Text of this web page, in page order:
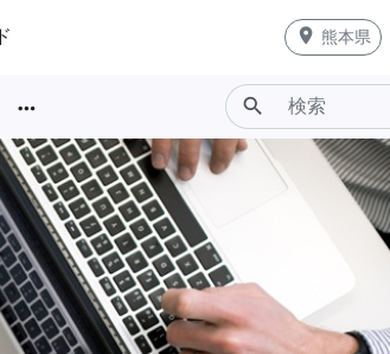
place 熊本県
more_horiz search